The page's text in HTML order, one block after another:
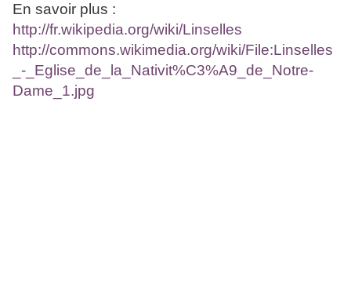
En savoir plus :
http://fr.wikipedia.org/wiki/Linselles
http://commons.wikimedia.org/wiki/File:Linselles
_-_Eglise_de_la_Nativit%C3%A9_de_Notre-
Dame_1.jpg